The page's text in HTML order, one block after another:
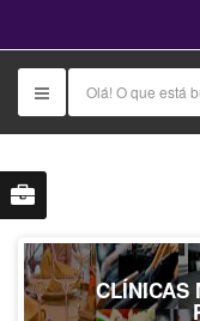
CLÍNICAS